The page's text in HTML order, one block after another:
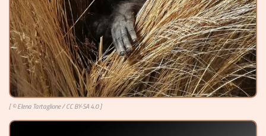
[ © Elena Tartaglione /CC BY-SA 4.0]